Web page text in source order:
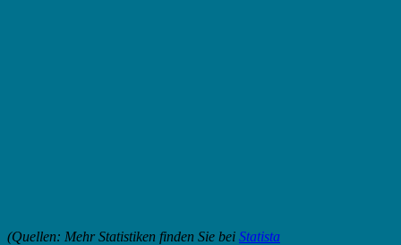
(Quellen: Mehr Statistiken finden Sie bei Statista